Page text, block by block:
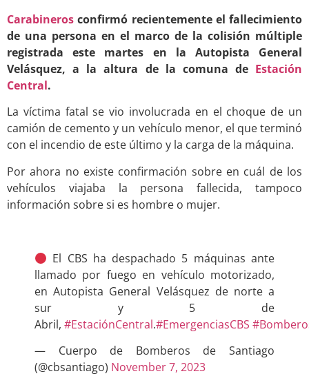
Carabineros confirmó recientemente el fallecimiento
de una persona en el marco de la colisión múltiple
registrada este martes en la Autopista General
Velásquez, a la altura de la comuna de Estación
Central.
La víctima fatal se vio involucrada en el choque de un
camión de cemento y un vehículo menor, el que terminó
con el incendio de este último y la carga de la máquina.
Por ahora no existe confirmación sobre en cuál de los
vehículos viajaba la persona fallecida, tampoco
información sobre si es hombre o mujer.
El CBS ha despachado 5 máquinas ante
llamado por fuego en vehículo motorizado,
en Autopista General Velásquez de norte a
sur y 5 de
Abril, #EstaciónCentral.#EmergenciasCBS
— Cuerpo de Bomberos de Santiago
(@cbsantiago) November 7, 2023